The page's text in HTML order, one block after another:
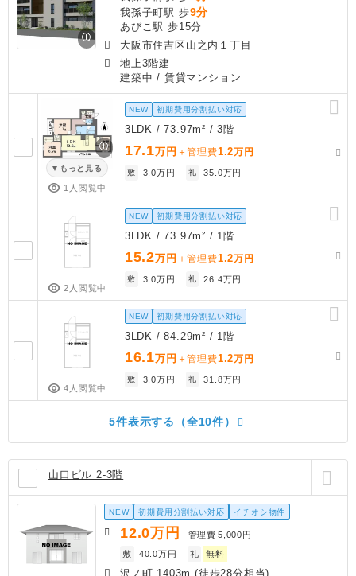
我孫子町駅 歩9分
あびこ駅 歩15分
大阪市住吉区山之内１丁目
地上3階建
建築中 / 賃貸マンション
もっと見る
1人閲覧中
NEW 初期費用分割払い対応
3LDK / 73.97m² / 3階
17.1万円 ＋管理費1.2万円
敷 3.0万円 礼 35.0万円
2人閲覧中
NEW 初期費用分割払い対応
3LDK / 73.97m² / 1階
15.2万円 ＋管理費1.2万円
敷 3.0万円 礼 26.4万円
4人閲覧中
NEW 初期費用分割払い対応
3LDK / 84.29m² / 1階
16.1万円 ＋管理費1.2万円
敷 3.0万円 礼 31.8万円
5件表示する（全10件）
山口ビル 2-3階
NEW 初期費用分割払い対応 イチオシ物件
12.0万円 管理費 5,000円
敷
40.0万円 礼 無料
沢ノ町 1403m (徒歩28分相当)